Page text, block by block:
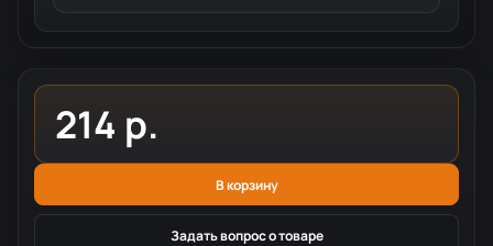
214 р.
В корзину
Задать вопрос о товаре